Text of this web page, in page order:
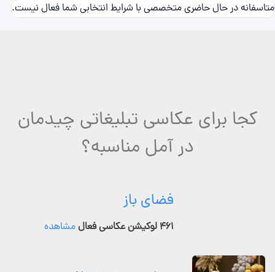
متاسفانه در حال حاضری متخصصی با شرایط انتخابی شما فعال نیست.
کجا برای عکاسی تبلیغاتی چیدمان
در آمل مناسبه؟
فضای باز
۴۶۱ لوکیشن عکاسی فعال مشاهده